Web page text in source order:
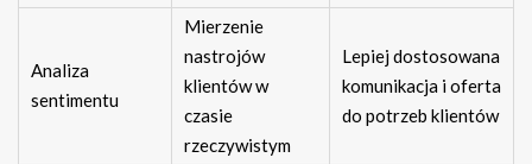
Analiza
sentimentu
Mierzenie
nastrojów
klientów w
czasie
rzeczywistym
Lepiej dostosowana
komunikacja i oferta
do potrzeb klientów